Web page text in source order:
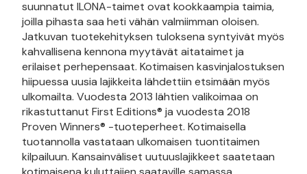
suunnatut ILONA-taimet ovat kookkaampia taimia,
joilla pihasta saa heti vähän valmiimman oloisen.
Jatkuvan tuotekehityksen tuloksena syntyivät myös
kahvallisena kennona myytävät aitataimet ja
erilaiset perhepensaat. Kotimaisen kasvinjalostuksen
hiipuessa uusia lajikkeita lähdettiin etsimään myös
ulkomailta. Vuodesta 2013 lähtien valikoimaa on
rikastuttanut First Editions® ja vuodesta 2018
Proven Winners® -tuoteperheet. Kotimaisella
tuotannolla vastataan ulkomaisen tuontitaimen
kilpailuun. Kansainväliset uutuuslajikkeet saatetaan